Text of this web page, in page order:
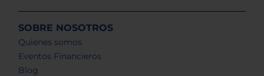
SOBRE NOSOTROS
Quienes somos
Eventos Financieros
Blog